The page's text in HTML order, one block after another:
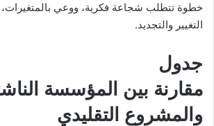
خطوة تتطلب شجاعة فكرية، ووعي
التغيير والتجديد.
جدول
مقارنة بين المؤسسة
والمشروع التقليدي